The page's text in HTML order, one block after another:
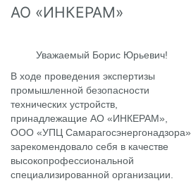
АО «ИНКЕРАМ»
Уважаемый Борис Юрьевич!
В ходе проведения экспертизы
промышленной безопасности
технических устройств,
принадлежащие АО «ИНКЕРАМ»,
ООО «УПЦ Самарагосэнергонадзора»
зарекомендовало себя в качестве
высокопрофессиональной
специализированной организации.